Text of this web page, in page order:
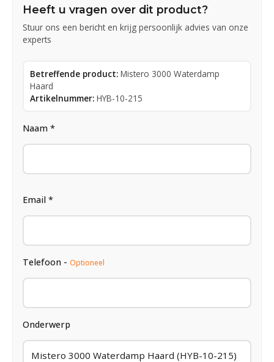
Heeft u vragen over dit product?
Stuur ons een bericht en krijg persoonlijk advies van onze
experts
Betreffende product: Mistero 3000 Waterdamp
Haard
Artikelnummer: HYB-10-215
Naam *
Email *
Telefoon - Optioneel
Onderwerp